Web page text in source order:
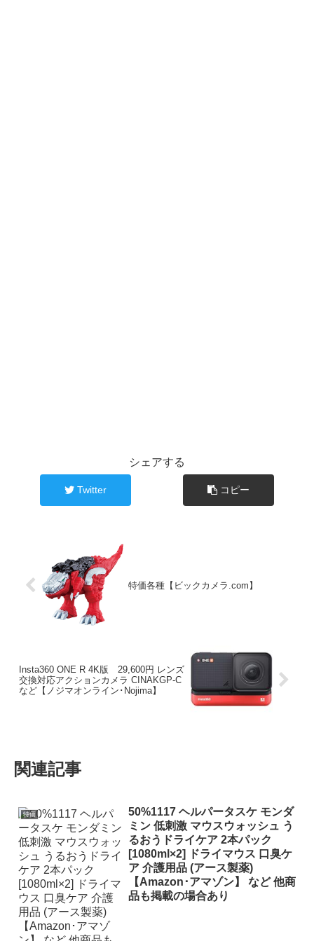
シェアする
Twitter コピー
特価各種【ビックカメラ.com】
Insta360 ONE R 4K版 29,600円 レンズ
交換対応アクションカメラ CINAKGP-C
など【ノジマオンライン･Nojima】
関連記事
特価
50%1117 ヘルパータスケ モンダ
ミン 低刺激 マウスウォッシュ う
るおうドライケア 2本パック
[1080ml×2] ドライマウス 口臭ケ
ア 介護用品 (アース製薬)
【Amazon･アマゾン】 など 他商
品も掲載の場合あり